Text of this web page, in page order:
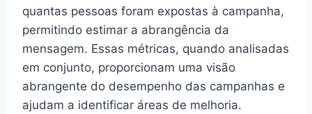
quantas pessoas foram expostas à campanha,
permitindo estimar a abrangência da
mensagem. Essas métricas, quando analisadas
em conjunto, proporcionam uma visão
abrangente do desempenho das campanhas e
ajudam a identificar áreas de melhoria.